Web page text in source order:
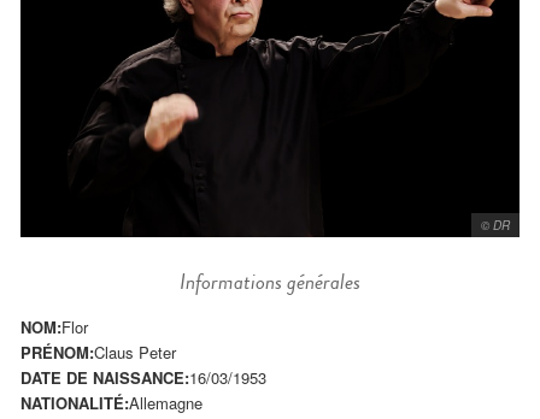
© DR
Informations générales
NOM:Flor
PRÉNOM:Claus Peter
DATE DE NAISSANCE:16/03/1953
NATIONALITÉ:Allemagne